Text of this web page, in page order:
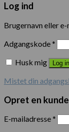
Log ind
Brugernavn eller
Adgangskode*
Husk mig
Log
Mistet din
Opret en
E-mailadresse*